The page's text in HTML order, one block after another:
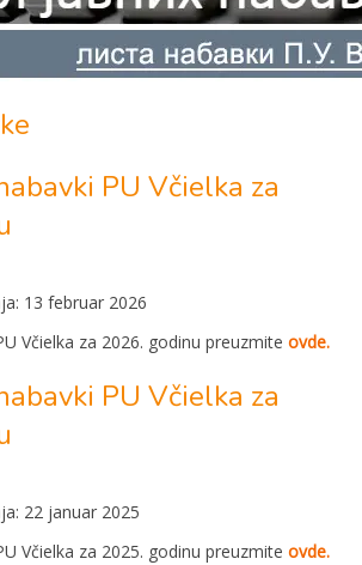
PU Včielka za
13 februar 2026
Včielka za 2026. godinu preuzmite ovde.
PU Včielka za
22 januar 2025
Včielka za 2025. godinu preuzmite ovde.